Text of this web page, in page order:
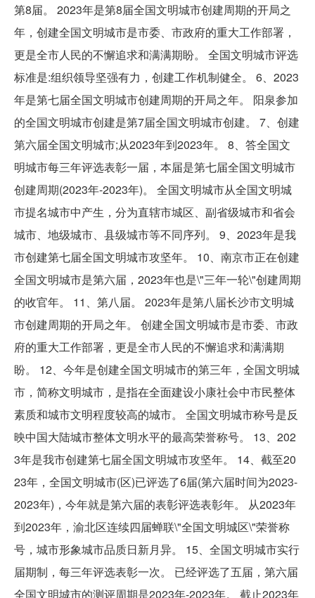
第8届。 2023年是第8届全国文明城市创建周期的开局之
年，创建全国文明城市是市委、市政府的重大工作部署，
更是全市人民的不懈追求和满满期盼。 全国文明城市评选
标准是:组织领导坚强有力，创建工作机制健全。 6、2023
年是第七届全国文明城市创建周期的开局之年。 阳泉参加
的全国文明城市创建是第7届全国文明城市创建。 7、创建
第六届全国文明城市;从2023年到2023年。 8、答全国文
明城市每三年评选表彰一届，本届是第七届全国文明城市
创建周期(2023年-2023年)。 全国文明城市从全国文明城
市提名城市中产生，分为直辖市城区、副省级城市和省会
城市、地级城市、县级城市等不同序列。 9、2023年是我
市创建第七届全国文明城市攻坚年。 10、南京市正在创建
全国文明城市是第六届，2023年也是\"三年一轮\"创建周期
的收官年。 11、第八届。 2023年是第八届长沙市文明城
市创建周期的开局之年。 创建全国文明城市是市委、市政
府的重大工作部署，更是全市人民的不懈追求和满满期
盼。 12、今年是创建全国文明城市的第三年，全国文明城
市，简称文明城市，是指在全面建设小康社会中市民整体
素质和城市文明程度较高的城市。 全国文明城市称号是反
映中国大陆城市整体文明水平的最高荣誉称号。 13、202
3年是我市创建第七届全国文明城市攻坚年。 14、截至20
23年，全国文明城市(区)已评选了6届(第六届时间为2023-
2023年)，今年就是第六届的表彰评选表彰年。 从2023年
到2023年，渝北区连续四届蝉联\"全国文明城区\"荣誉称
号，城市形象城市品质日新月异。 15、全国文明城市实行
届期制，每三年评选表彰一次。 已经评选了五届，第六届
全国文明城市的测评周期是2023年-2023年。 截止2023年